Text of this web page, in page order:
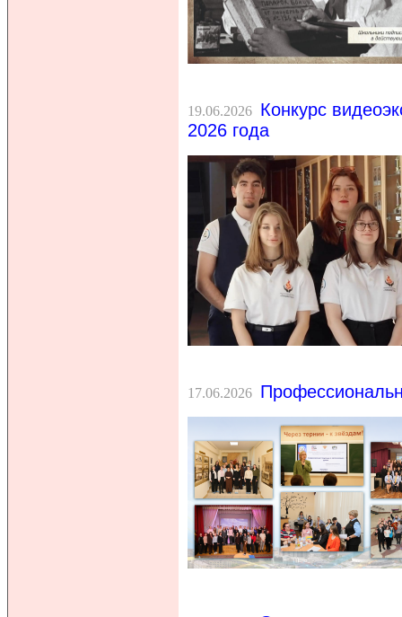
19.06.2026 Конкурс
2026 года
17.06.2026